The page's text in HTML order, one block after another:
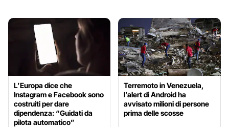
L’Europa dice che
Instagram e Facebook sono
costruiti per dare
dipendenza: “Guidati da
pilota automatico”
Terremoto in Venezuela,
l’alert di Android ha
avvisato milioni di persone
prima delle scosse